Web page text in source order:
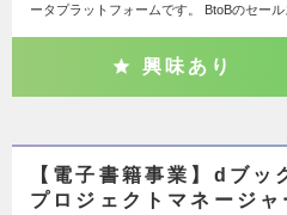
ータプラットフォームです。 BtoBのセー
興味あり
【電子書籍事業】dブッ
プロジェクトマネージャ